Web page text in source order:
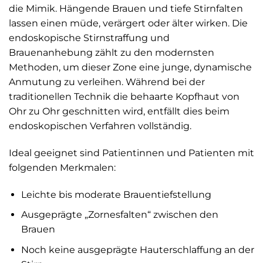
die Mimik. Hängende Brauen und tiefe Stirnfalten
lassen einen müde, verärgert oder älter wirken. Die
endoskopische Stirnstraffung und
Brauenanhebung zählt zu den modernsten
Methoden, um dieser Zone eine junge, dynamische
Anmutung zu verleihen. Während bei der
traditionellen Technik die behaarte Kopfhaut von
Ohr zu Ohr geschnitten wird, entfällt dies beim
endoskopischen Verfahren vollständig.
Ideal geeignet sind Patientinnen und Patienten mit
folgenden Merkmalen:
Leichte bis moderate Brauentiefstellung
Ausgeprägte „Zornesfalten“ zwischen den
Brauen
Noch keine ausgeprägte Hauterschlaffung an der